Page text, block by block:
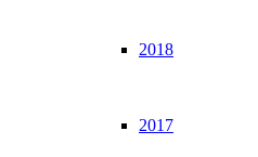
2018
2017